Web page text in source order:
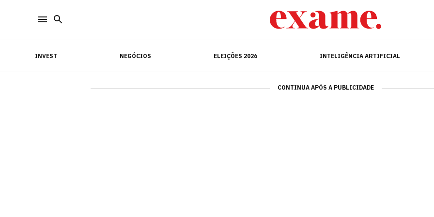
INVEST NEGÓCIOS ELEIÇÕES 2026 INTELIGÊNCIA ARTIFICIAL
INVEST INTELIGÊNCIA ARTIFICIAL
CONTINUA APÓS A PUBLICIDADE